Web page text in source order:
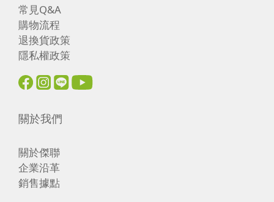
常見Q&A
購物流程
退換貨政策
隱私權政策
關於我們
關於傑聯
企業沿革
銷售據點